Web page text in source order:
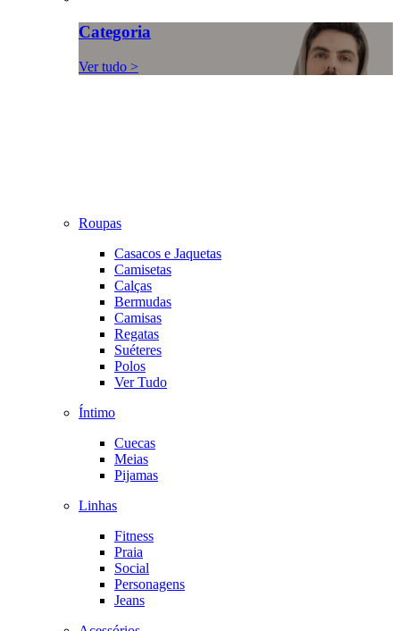
Categoria
Ver tudo >
Roupas
Casacos e Jaquetas
Camisetas
Calças
Bermudas
Camisas
Regatas
Suéteres
Polos
Ver Tudo
Íntimo
Cuecas
Meias
Pijamas
Linhas
Fitness
Praia
Social
Personagens
Jeans